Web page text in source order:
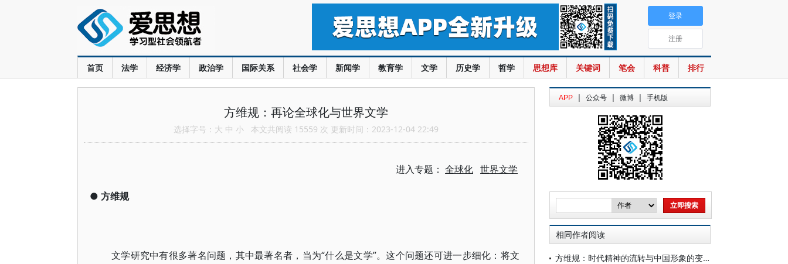
首页 法学 经济学 政治学 国际关系 社会学 新闻学 教育学 文学 历史学 哲学 思想库 关键词 笔会 科普 排行
登录
注册
方维规：再论全球化与世界文学
选择字号： 大 中 小 本文共阅读 15559 次 更新时间：2023-12-04 22:49
进入专题： 全球化 世界文学
● 方维规
文学研究中有很多著名问题，其中最著名者，当为“什么是文学”。这个问题还可进一步细化：将文
APP | 公众号 | 微博 | 手机版
相同作者阅读
方维规：时代精神的流转与中国形象的变迁